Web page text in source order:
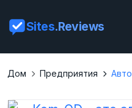
Sites.Reviews
Дом Предприятия Авто